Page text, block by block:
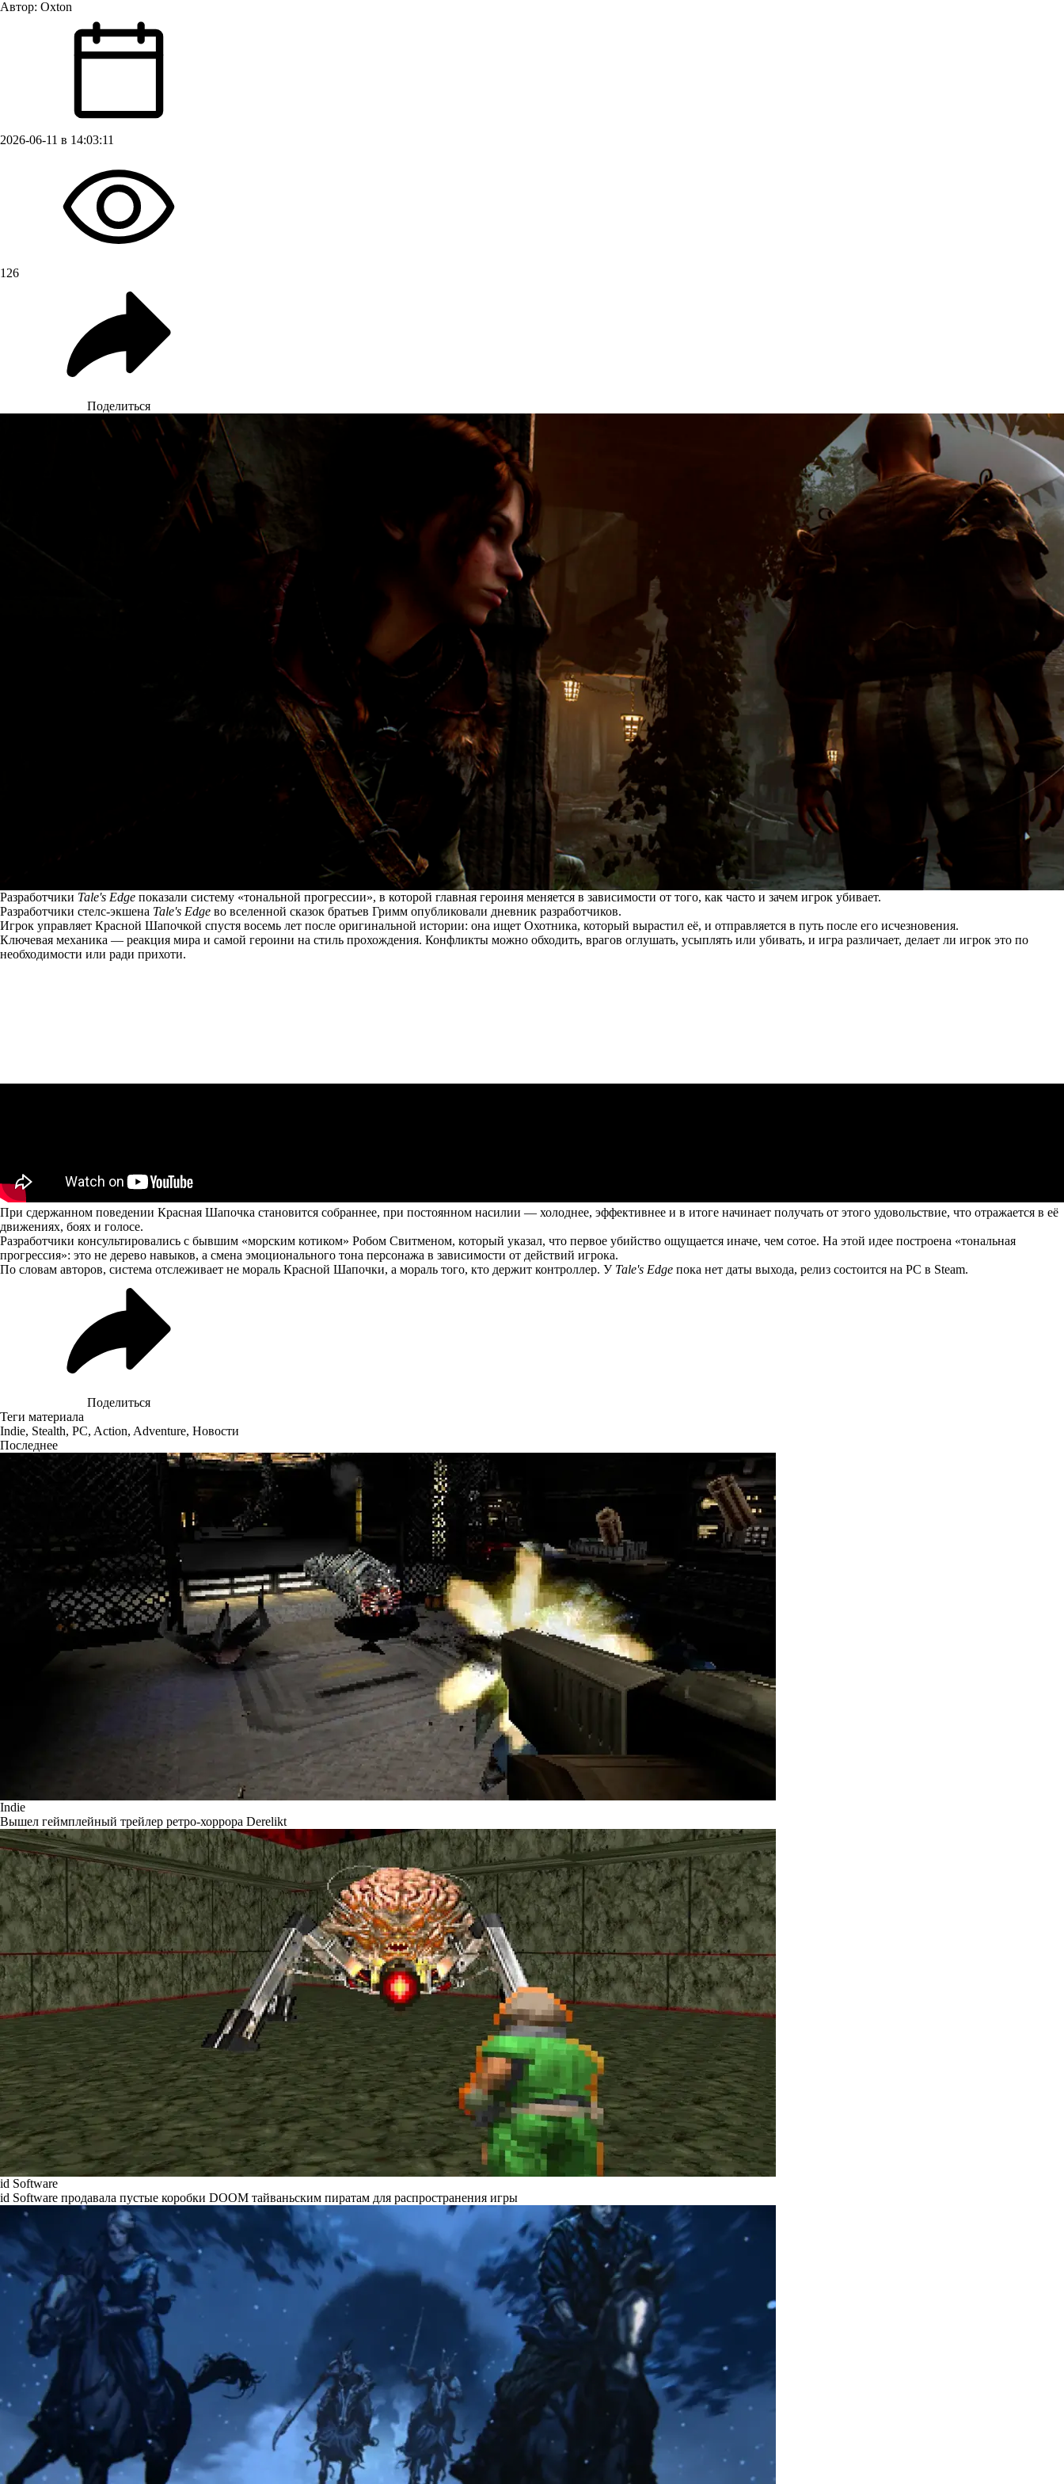
Автор: Oxton
2026-06-11 в 14:03:11
126
Поделиться
Разработчики Tale's Edge показали систему «тональной прогрессии», в которой главная героиня меняется в зависимости от того, как часто и зачем игрок убивает.
Разработчики стелс-экшена Tale's Edge во вселенной сказок братьев Гримм опубликовали дневник разработчиков.
Игрок управляет Красной Шапочкой спустя восемь лет после оригинальной истории: она ищет Охотника, который вырастил её, и отправляется в путь после его исчезновения.
Ключевая механика — реакция мира и самой героини на стиль прохождения. Конфликты можно обходить, врагов оглушать, усыплять или убивать, и игра различает, делает ли игрок это по
необходимости или ради прихоти.
При сдержанном поведении Красная Шапочка становится собраннее, при постоянном насилии — холоднее, эффективнее и в итоге начинает получать от этого удовольствие, что отражается в её
движениях, боях и голосе.
Разработчики консультировались с бывшим «морским котиком» Робом Свитменом, который указал, что первое убийство ощущается иначе, чем сотое. На этой идее построена «тональная
прогрессия»: это не дерево навыков, а смена эмоционального тона персонажа в зависимости от действий игрока.
По словам авторов, система отслеживает не мораль Красной Шапочки, а мораль того, кто держит контроллер. У Tale's Edge пока нет даты выхода, релиз состоится на PC в Steam.
Поделиться
Теги материала
Indie, Stealth, PC, Action, Adventure, Новости
Последнее
Indie
Вышел геймплейный трейлер ретро-хоррора Derelikt
id Software
id Software продавала пустые коробки DOOM тайваньским пиратам для распространения игры